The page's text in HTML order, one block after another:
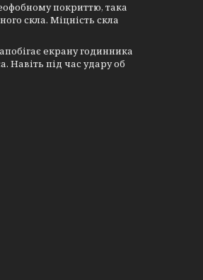
покриттю, така
скла. Міцність скла
екрану годинника
Навіть під час удару об